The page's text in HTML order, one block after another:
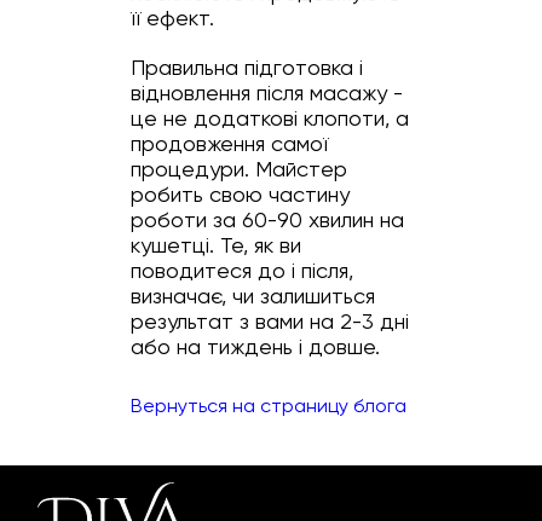
її ефект.
Правильна підготовка і
відновлення після масажу -
це не додаткові клопоти, а
продовження самої
процедури. Майстер
робить свою частину
роботи за 60-90 хвилин на
кушетці. Те, як ви
поводитеся до і після,
визначає, чи залишиться
результат з вами на 2-3 дні
або на тиждень і довше.
Вернуться на страницу блога